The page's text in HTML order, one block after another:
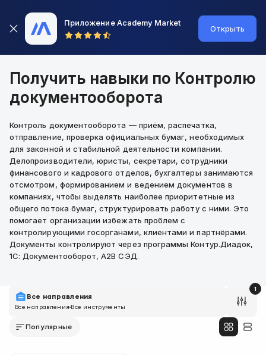
Приложение Academy Market
Открыть
Получить навыки по Контролю
документооборота
Контроль документооборота — приём, распечатка,
отправление, проверка официальных бумаг, необходимых
для законной и стабильной деятельности компании.
Делопроизводители, юристы, секретари, сотрудники
финансового и кадрового отделов, бухгалтеры занимаются
отсмотром, формированием и ведением документов в
компаниях, чтобы выделять наиболее приоритетные из
общего потока бумаг, структурировать работу с ними. Это
помогает организации избежать проблем с
контролирующими госорганами, клиентами и партнёрами.
Документы контролируют через программы Контур.Диадок,
1С: Документооборот, А2B СЭД.
Все направления
Все направленияВсе инструменты
1
Популярные